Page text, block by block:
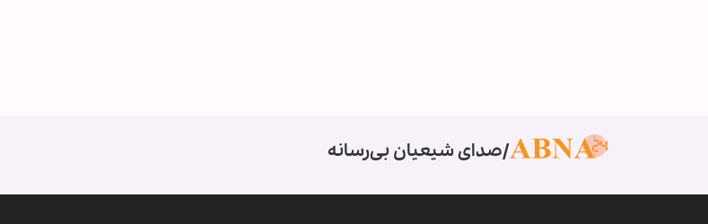
صدای شیعیان بی‌رسانه